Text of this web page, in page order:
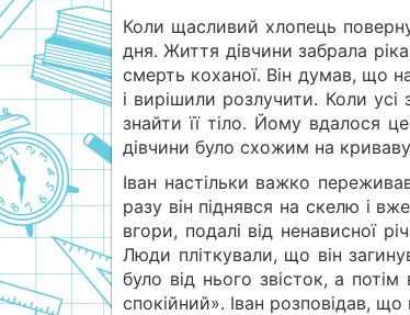
Коли щасливий хлопець
дня. Життя дівчини забрала
смерть коханої. Він думав, що
і вирішили розлучити. Коли
знайти її тіло. Йому вдалося
дівчини було схожим на
Іван настільки важко
разу він піднявся на скелю і
вгори, подалі від ненависної
Люди пліткували, що він
було від нього звісток, а
спокійний». Іван розповідав,